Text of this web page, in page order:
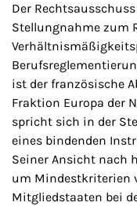
Der
Stellungnahme zum
ist der französische
Fraktion Europa der
spricht sich in der
eines bindenden
Seiner Ansicht nach
um Mindestkriterien
Mitgliedstaaten bei